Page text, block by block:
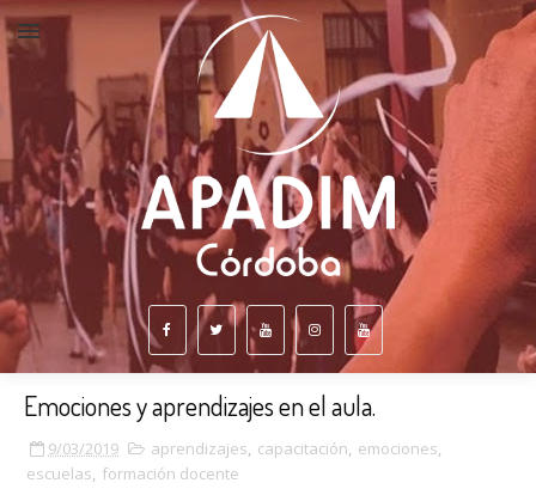
Emociones y aprendizajes en el aula.
9/03/2019 aprendizajes, capacitación, emociones,
escuelas, formación docente